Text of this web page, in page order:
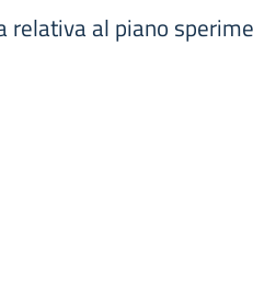
relativa al piano